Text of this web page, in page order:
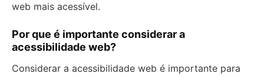
web mais acessível.
Por que é importante considerar a
acessibilidade web?
Considerar a acessibilidade web é importante para